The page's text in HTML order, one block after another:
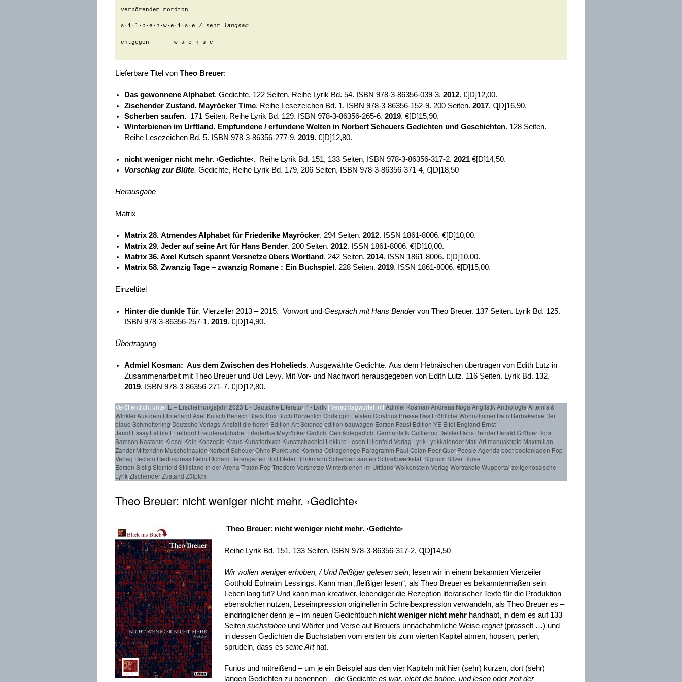
verpörendem mordton
s·i·l·b·e·n·w·e·i·s·e / sehr langsam
entgegen – – – w-a-c-h-s-e-
Lieferbare Titel von Theo Breuer:
Das gewonnene Alphabet. Gedichte. 122 Seiten. Reihe Lyrik Bd. 54. ISBN 978-3-86356-039-3. 2012. €[D]12,00.
Zischender Zustand. Mayröcker Time. Reihe Lesezeichen Bd. 1. ISBN 978-3-86356-152-9. 200 Seiten. 2017. €[D]16,90.
Scherben saufen. 171 Seiten. Reihe Lyrik Bd. 129. ISBN 978-3-86356-265-6. 2019. €[D]15,90.
Winterbienen im Urftland.Empfundene / erfundene Welten in Norbert Scheuers Gedichten und Geschichten. 128 Seiten.
Reihe Lesezeichen Bd. 5. ISBN 978-3-86356-277-9. 2019. €[D]12,80.
nicht weniger nicht mehr. ›Gedichte‹. Reihe Lyrik Bd. 151, 133 Seiten, ISBN 978-3-86356-317-2. 2021€[D]14,50.
Vorschlag zur Blüte. Gedichte, Reihe Lyrik Bd. 179, 206 Seiten, ISBN 978-3-86356-371-4, €[D]18,50
Herausgabe
Matrix
Matrix 28. Atmendes Alphabet für Friederike Mayröcker. 294 Seiten. 2012. ISSN 1861-8006. €[D]10,00.
Matrix 29. Jeder auf seine Art für Hans Bender. 200 Seiten. 2012. ISSN 1861-8006. €[D]10,00.
Matrix 36. Axel Kutsch spannt Versnetze übers Wortland . 242 Seiten. 2014. ISSN 1861-8006. €[D]10,00.
Matrix 58. Zwanzig Tage – zwanzig Romane : Ein Buchspiel . 228 Seiten. 2019. ISSN 1861-8006. €[D]15,00.
Einzeltitel
Hinter die dunkle Tür. Vierzeiler 2013 – 2015. Vorwort und Gespräch mit Hans Bendervon Theo Breuer. 137 Seiten. Lyrik Bd. 125.
ISBN 978-3-86356-257-1. 2019. €[D]14,90.
Übertragung
Admiel Kosman: Aus dem Zwischen des Hohelieds. Ausgewählte Gedichte. Aus dem Hebräischen übertragen von Edith Lutz in
Zusammenarbeit mit Theo Breuer und Udi Levy. Mit Vor- und Nachwort herausgegeben von Edith Lutz. 116 Seiten. Lyrik Bd. 132.
2019. ISBN 978-3-86356-271-7. €[D]12,80.
Veröffentlicht unter E – Erscheinungsjahr 2023,L - Deutsche Literatur,P - Lyrik | Verschlagwortet mitAdmiel Kosman,Andreas Noga,Anglistik,Anthologie,Artemis &
Winkler,Aus dem Hinterland,Axel Kutsch,Bensch,Black Box,Buch,Bürvenich,Christoph Leisten,Corvinus Presse,Das Fröhliche Wohnzimmer,Dato Barbakadse,Der
blaue Schmetterling,Deutsche Verlags-Anstalt,die horen,Edition Art Science,edition bauwagen,Edition Faust,Edition YE,Eifel,England,Ernst
Jandl,Essay,Faltblatt,Freibord,Freudenalphabet,Friederike Mayröcker,Gedicht,Gemäldegedicht,Germanistik,Guillermo Deisler,Hans Bender,Harald Gröhler,Horst
Samson,Kastanie,Kiesel,Köln,Konzepte,Kraus,Künstlerbuch,Kunstschachtel,Lektüre,Lesen,Lilienfeld Verlag,Lyrik,Lyrikkalender,Mail Art,manuskripte,Maximilian
Zander,Mittendrin,Muschelhaufen,Norbert Scheuer,Ohne Punkt und Komma,Ostragehege,Paragramm,Paul Celan,Peer Quer,Poesie Agenda,poet,poetenladen,Pop
Verlag,Reclam,Redfoxpress,Reim,Richard Berengarten,Rolf Dieter Brinkmann,Scherben saufen,Schreibwerkstatt,Signum,Silver Horse
Edition,Sistig,Steinfeld,Stillstand in der Arena,Traian Pop,Triëdere,Versnetze,Winterbienen im Urftland,Wolkenstein Verlag,Wortrakete,Wuppertal,zeitgenössische
Lyrik,Zischender Zustand,Zülpich
Theo Breuer: nicht weniger nicht mehr. ›Gedichte‹
Theo Breuer: nicht weniger nicht mehr. ›Gedichte‹
Reihe Lyrik Bd. 151, 133 Seiten, ISBN 978-3-86356-317-2, €[D]14,50
Wir wollen weniger erhoben, / Und fleißiger gelesen sein, lesen wir in einem bekannten Vierzeiler
Gotthold Ephraim Lessings. Kann man „fleißiger lesen“, als Theo Breuer es bekanntermaßen sein
Leben lang tut? Und kann man kreativer, lebendiger die Rezeption literarischer Texte für die Produktion
ebensolcher nutzen, Leseimpression origineller in Schreibexpression verwandeln, als Theo Breuer es –
eindringlicher denn je – im neuen Gedichtbuch nicht weniger nicht mehr handhabt, in dem es auf 133
Seiten suchstaben und Wörter und Verse auf Breuers unnachahmliche Weise regnet (prasselt …) und
in dessen Gedichten die Buchstaben vom ersten bis zum vierten Kapitel atmen, hopsen, perlen,
sprudeln, dass es seine Arthat.
Furios und mitreißend – um je ein Beispiel aus den vier Kapiteln mit hier (sehr) kurzen, dort (sehr)
langen Gedichten zu benennen – die Gedichte es war, nicht die bohne, und lesen oder zeit der